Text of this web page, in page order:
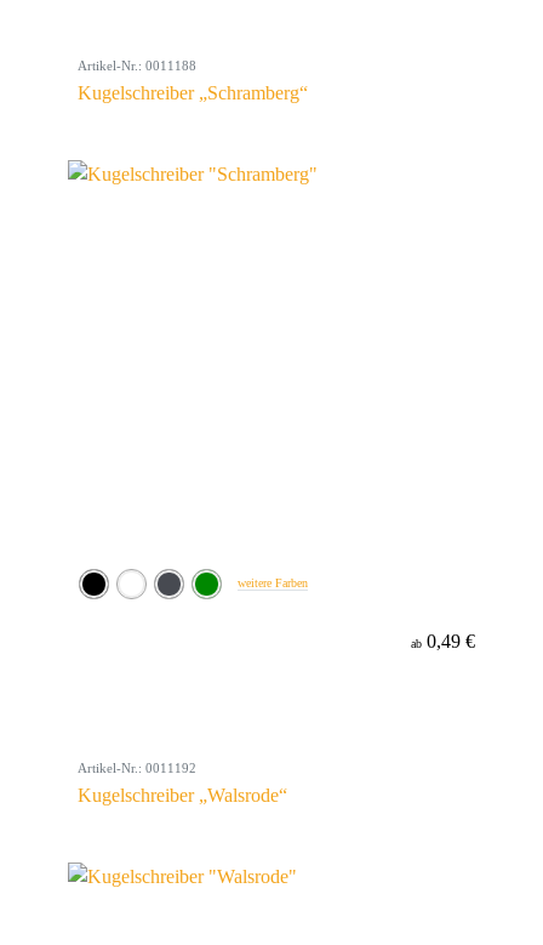
Artikel-Nr.: 0011188
Kugelschreiber „Schramberg“
weitere Farben
ab 0,49 €
Artikel-Nr.: 0011192
Kugelschreiber „Walsrode“